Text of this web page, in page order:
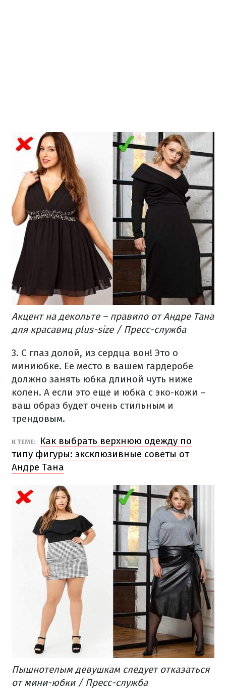
Акцент на декольте – правило от Андре Тана
для красавиц plus-size / Пресс-служба
3. С глаз долой, из сердца вон! Это о
миниюбке. Ее место в вашем гардеробе
должно занять юбка длиной чуть ниже
колен. А если это еще и юбка с эко-кожи –
ваш образ будет очень стильным и
трендовым.
К ТЕМЕ:
Как выбрать верхнюю одежду по
типу фигуры: эксклюзивные советы от
Андре Тана
Пышнотелым девушкам следует отказаться
от мини-юбки / Пресс-служба